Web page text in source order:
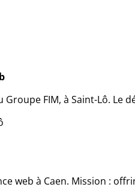
Groupe FIM, à Saint-Lô.
web à Caen. Mission :